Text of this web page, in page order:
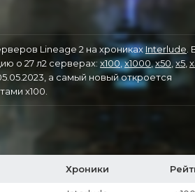
Lineage 2 на хроникахInterlude .
о 27 л2 серверах: x100,x1000,x50 x5
а самый новый откроется
x100.
Хроники